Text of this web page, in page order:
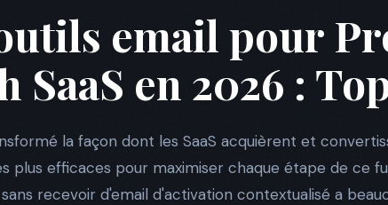
email pour
en 2026 :
la façon dont les SaaS acquièrent et
plus efficaces pour maximiser chaque étape de ce
recevoir d'email d'activation contextualisé a